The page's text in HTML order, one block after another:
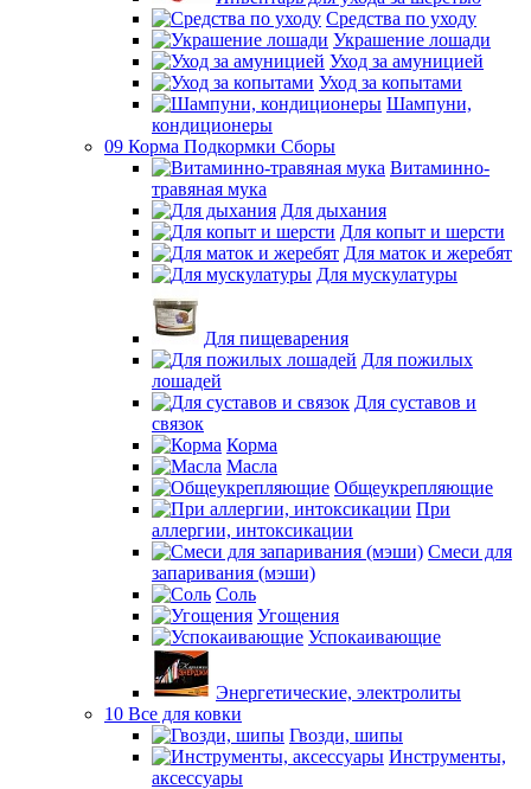
Средства по уходу
Украшение лошади
Уход за амуницией
Уход за копытами
Шампуни,
кондиционеры
09 Корма Подкормки Сборы
Витаминно-
травяная мука
Для дыхания
Для копыт и шерсти
Для маток и жеребят
Для мускулатуры
Для пищеварения
Для пожилых
лошадей
Для суставов и
связок
Корма
Масла
Общеукрепляющие
При
аллергии, интоксикации
Смеси для
запаривания (мэши)
Соль
Угощения
Успокаивающие
Энергетические, электролиты
10 Все для ковки
Гвозди, шипы
Инструменты,
аксессуары